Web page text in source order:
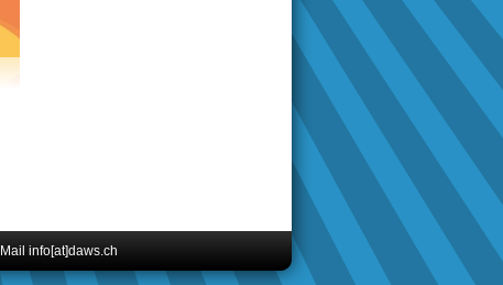
info[at]daws.ch